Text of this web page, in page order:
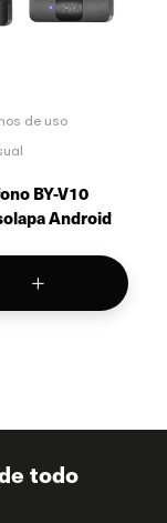
de uso
BY-V10
Android
todo